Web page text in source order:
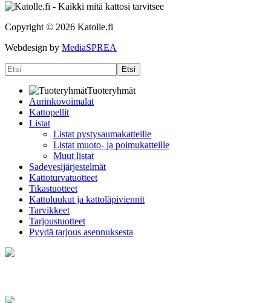
Copyright © 2026 Katolle.fi
Webdesign by MediaSPREA
Tuoteryhmät
Aurinkovoimalat
Kattopellit
Listat
Listat pystysaumakatteille
Listat muoto- ja poimukatteille
Muut listat
Sadevesijärjestelmät
Kattoturvatuotteet
Tikastuotteet
Kattoluukut ja kattoläpiviennit
Tarvikkeet
Tarjoustuotteet
Pyydä tarjous asennuksesta